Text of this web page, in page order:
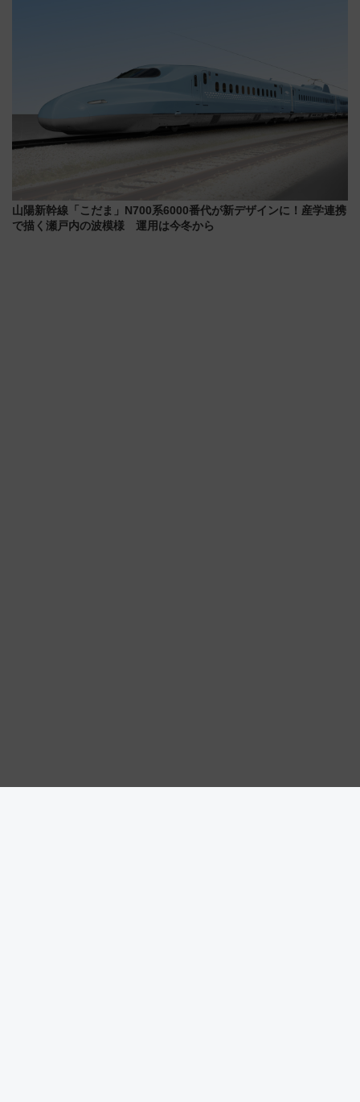
山陽新幹線「こだま」N700系6000番代が新デザインに！産学連携
で描く瀬戸内の波模様 運用は今冬から